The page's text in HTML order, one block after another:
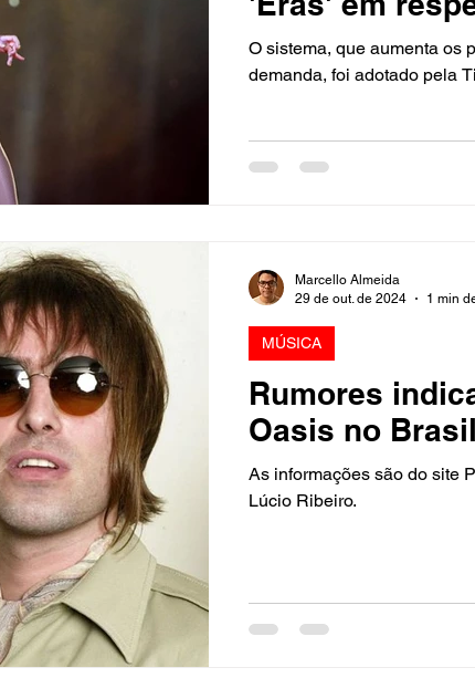
O sistema, que aumenta os
demanda, foi adotado pela
Rumores
Oasis no
As informações são do site
Lúcio Ribeiro.
MÚSICA
Marcello Almeida
29 de out. de 2024
1 min